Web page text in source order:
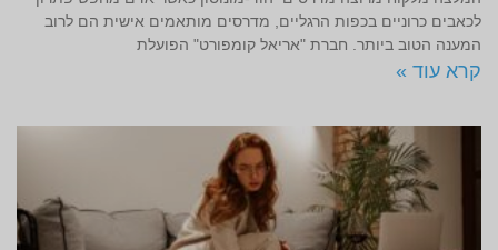
לכאבים כרוניים בכפות הרגליים, מדרסים מותאמים אישית הם לרוב
המענה הטוב ביותר. חברת "אריאל קומפורט" הפועלת
קרא עוד »